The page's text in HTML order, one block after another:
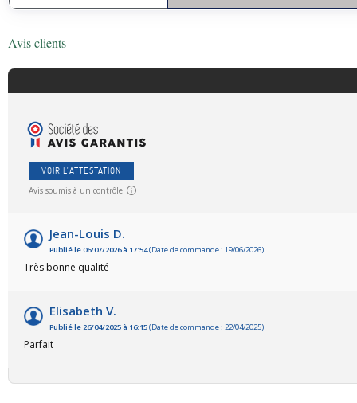
Avis clients
VOIR L'ATTESTATION
Avis soumis à un contrôle
Jean-Louis D.
Publié le 06/07/2026 à 17:54(Date de commande : 19/06/2026)
Très bonne qualité
Elisabeth V.
Publié le 26/04/2025 à 16:15(Date de commande : 22/04/2025)
Parfait